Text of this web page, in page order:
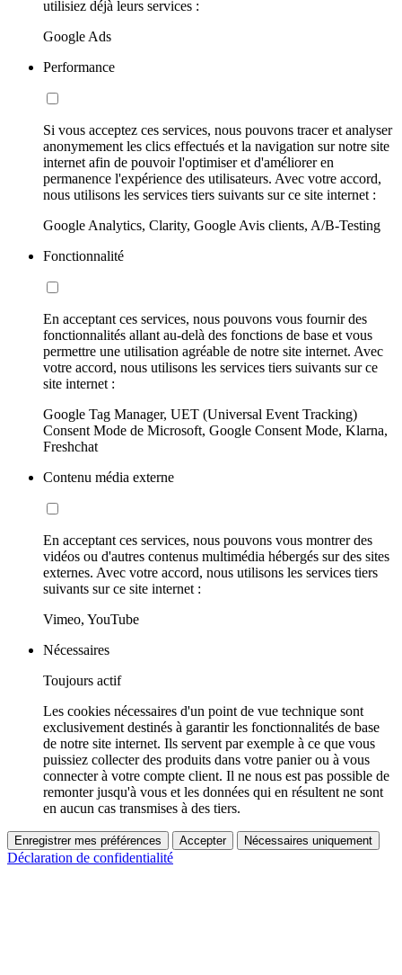
utilisiez déjà leurs services :
Google Ads
Performance
Si vous acceptez ces services, nous pouvons tracer et analyser
anonymement les clics effectués et la navigation sur notre site
internet afin de pouvoir l'optimiser et d'améliorer en
permanence l'expérience des utilisateurs. Avec votre accord,
nous utilisons les services tiers suivants sur ce site internet :
Google Analytics, Clarity, Google Avis clients, A/B-Testing
Fonctionnalité
En acceptant ces services, nous pouvons vous fournir des
fonctionnalités allant au-delà des fonctions de base et vous
permettre une utilisation agréable de notre site internet. Avec
votre accord, nous utilisons les services tiers suivants sur ce
site internet :
Google Tag Manager, UET (Universal Event Tracking)
Consent Mode de Microsoft, Google Consent Mode, Klarna,
Freshchat
Contenu média externe
En acceptant ces services, nous pouvons vous montrer des
vidéos ou d'autres contenus multimédia hébergés sur des sites
externes. Avec votre accord, nous utilisons les services tiers
suivants sur ce site internet :
Vimeo, YouTube
Nécessaires
Toujours actif
Les cookies nécessaires d'un point de vue technique sont
exclusivement destinés à garantir les fonctionnalités de base
de notre site internet. Ils servent par exemple à ce que vous
puissiez collecter des produits dans votre panier ou à vous
connecter à votre compte client. Il ne nous est pas possible de
remonter jusqu'à vous et les données qui en résultent ne sont
en aucun cas transmises à des tiers.
Enregistrer mes préférences Accepter Nécessaires uniquement
Déclaration de confidentialité